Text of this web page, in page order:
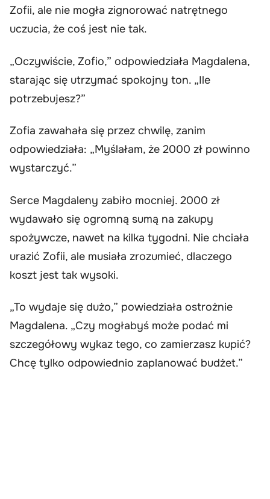
Zofii, ale nie mogła zignorować natrętnego
uczucia, że coś jest nie tak.
„Oczywiście, Zofio,” odpowiedziała Magdalena,
starając się utrzymać spokojny ton. „Ile
potrzebujesz?”
Zofia zawahała się przez chwilę, zanim
odpowiedziała: „Myślałam, że 2000 zł powinno
wystarczyć.”
Serce Magdaleny zabiło mocniej. 2000 zł
wydawało się ogromną sumą na zakupy
spożywcze, nawet na kilka tygodni. Nie chciała
urazić Zofii, ale musiała zrozumieć, dlaczego
koszt jest tak wysoki.
„To wydaje się dużo,” powiedziała ostrożnie
Magdalena. „Czy mogłabyś może podać mi
szczegółowy wykaz tego, co zamierzasz kupić?
Chcę tylko odpowiednio zaplanować budżet.”